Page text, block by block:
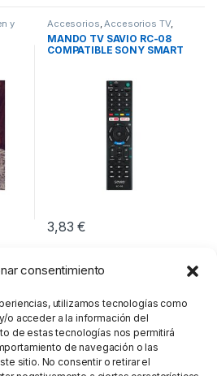
consentimiento
utilizamos tecnologías como
o acceder a la información del
de estas tecnologías nos permitirá
de navegación o las
sitio. No consentir o retirar el
y Accesorios,Accesorios TV,
Imagen y Sonido
MANDO TV SAVIO RC-08
COMPATIBLE SONY SMART
3,83€